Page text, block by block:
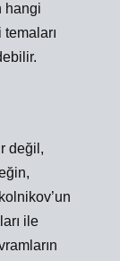
hangi
temaları
değil,
ile